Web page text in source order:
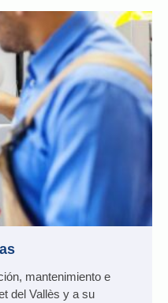
mantenimiento e
del Vallès y a su